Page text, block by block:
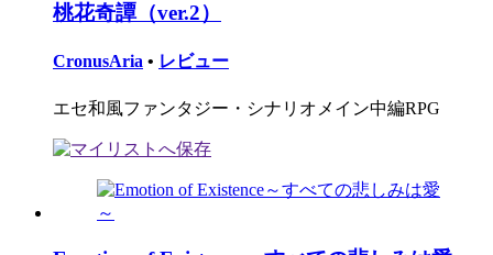
桃花奇譚（ver.2）
CronusAria • レビュー
エセ和風ファンタジー・シナリオメイン中編RPG